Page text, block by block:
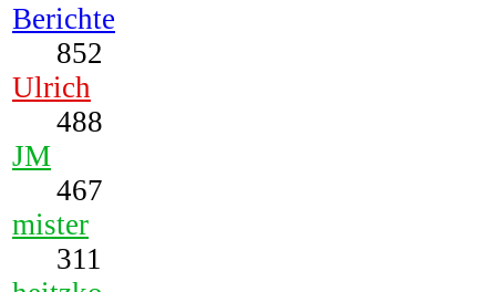
Berichte
852
Ulrich
488
JM
467
mister
311